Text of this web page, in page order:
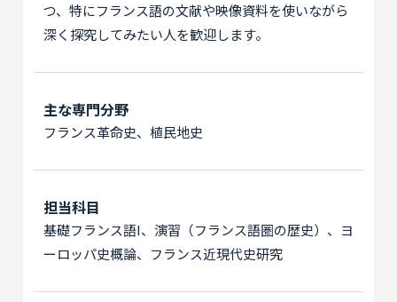
つ、特にフランス語の文献や映像資料を使いながら
深く探究してみたい人を歓迎します。
主な専門分野
フランス革命史、植民地史
担当科目
基礎フランス語I、演習（フランス語圏の歴史）、ヨ
ーロッパ史概論、フランス近現代史研究